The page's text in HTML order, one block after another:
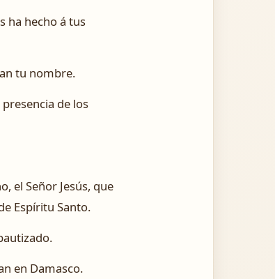
ha hecho á tus
tu nombre.
de los
el Señor Jesús, que
Espíritu Santo.
en Damasco.